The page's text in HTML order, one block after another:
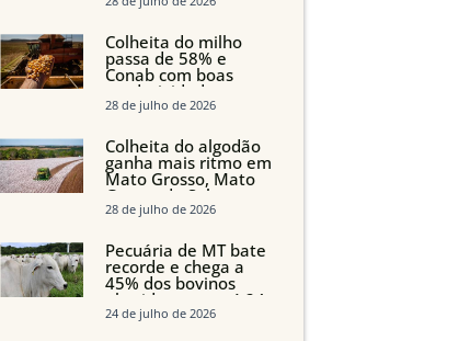
Imea
Colheita do milho
passa de 58% e
Conab com boas
produtividades em
Mato Grosso, mas
Maranhão e Piauí
28 de julho de 2026
Colheita do algodão
ganha mais ritmo em
Mato Grosso, Mato
Grosso do Sul e
Maranhão
28 de julho de 2026
Pecuária de MT bate
recorde e chega a
45% dos bovinos
abatidos com até 24
meses
24 de julho de 2026